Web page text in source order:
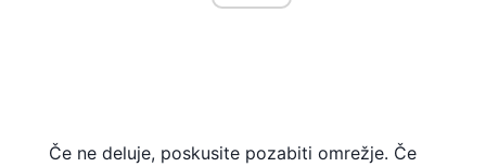
Če ne deluje, poskusite pozabiti omrežje. Če